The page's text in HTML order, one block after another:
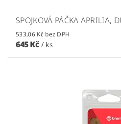
SPOJKOVÁ PÁČKA APRILIA,
533,06 Kč bez DPH
645 Kč / ks